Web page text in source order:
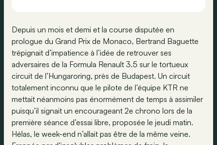
Depuis un mois et demi et la course disputée en
prologue du Grand Prix de Monaco, Bertrand Baguette
trépignait d’impatience à l’idée de retrouver ses
adversaires de la Formula Renault 3.5 sur le tortueux
circuit de l’Hungaroring, près de Budapest. Un circuit
totalement inconnu que le pilote de l’équipe KTR ne
mettait néanmoins pas énormément de temps à assimiler
puisqu’il signait un encourageant 2e chrono lors de la
première séance d’essai libre, proposée le jeudi matin.
Hélas, le week-end n’allait pas être de la même veine.